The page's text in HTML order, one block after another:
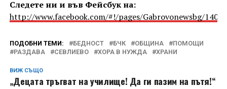
Следете ни и във Фейсбук на:
http://www.facebook.com/#!/pages/Gabrovonewsbg/
ПОДОБНИ ТЕМИ: БЕДНОСТ БЧК ОБЩИНА
ПОМОЩИ
РАЗДАВА
СЕВЛИЕВО ХОРА В НУЖДА ХРАНИ
ВИЖ СЪЩО
„Децата тръгват на училище! Да ги пазим на пътя!“